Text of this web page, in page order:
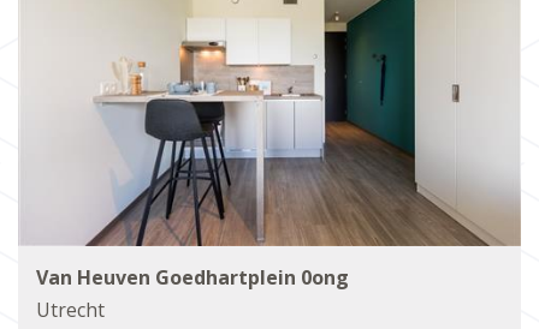
Van Heuven Goedhartplein 0ong
Utrecht